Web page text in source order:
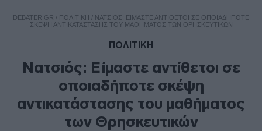
DEBATER.GR / ΠΟΛΙΤΙΚΗ / ΝΑΤΣΙΌΣ: ΕΊΜΑΣΤΕ ΑΝΤΊΘΕΤΟΙ ΣΕ ΟΠΟΙΑΔΉΠΟΤΕ
ΣΚΈΨΗ ΑΝΤΙΚΑΤΆΣΤΑΣΗΣ ΤΟΥ ΜΑΘΉΜΑΤΟΣ ΤΩΝ ΘΡΗΣΚΕΥΤΙΚΏΝ
ΠΟΛΙΤΙΚΗ
Νατσιός: Είμαστε αντίθετοι σε
οποιαδήποτε σκέψη
αντικατάστασης του μαθήματος
των Θρησκευτικών